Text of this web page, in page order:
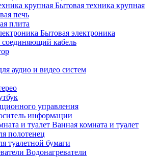
Бытовая техника крупная
печь
плита
Бытовая электроника
соединяющий кабель
аудио и видео систем
управления
информации
Ванная комната и туалет
полотенец
туалетной бумаги
Водонагреватели